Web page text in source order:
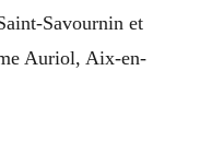
Savournin et
Auriol, Aix-en-